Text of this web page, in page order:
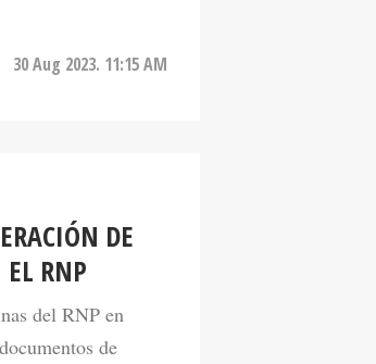
30 Aug 2023. 11:15 AM
DE
RNP
del RNP en
de